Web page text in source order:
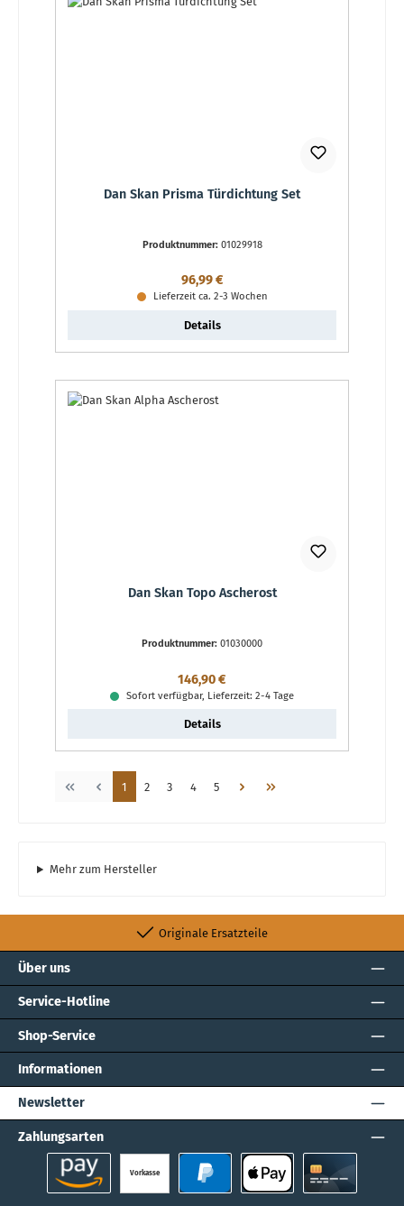
Dan Skan Prisma Türdichtung Set
Produktnummer: 01029918
Regulärer Preis:
96,99 €
Lieferzeit ca. 2-3 Wochen
Details
Dan Skan Topo Ascherost
Produktnummer: 01030000
Regulärer Preis:
146,90 €
Sofort verfügbar, Lieferzeit: 2-4 Tage
Details
Seite
1 Seite
2 Seite
3 Seite
4 Seite
5
Mehr zum Hersteller
Originale Ersatzteile
Über uns
Service-Hotline
Shop-Service
Informationen
Newsletter
Zahlungsarten
Vorkasse